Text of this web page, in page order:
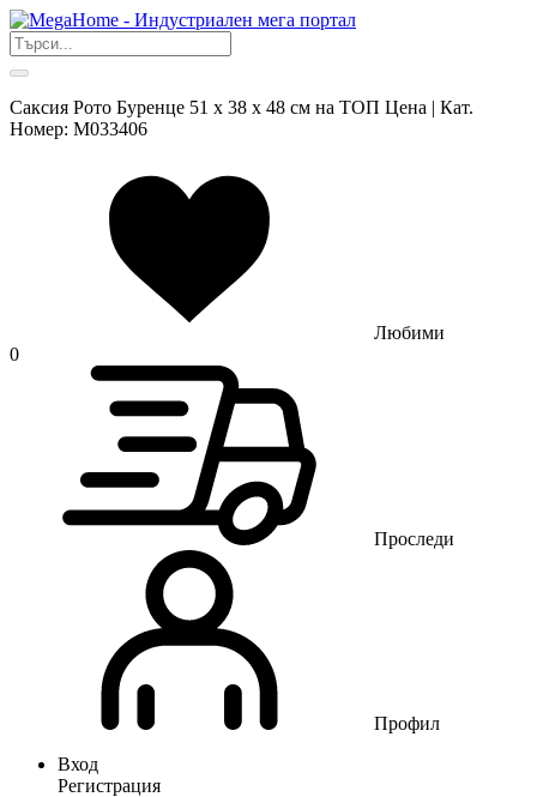
Саксия Рото Буренце 51 x 38 x 48 см на ТОП Цена | Кат.
Номер: M033406
Любими
0
Проследи
Профил
Вход
Регистрация